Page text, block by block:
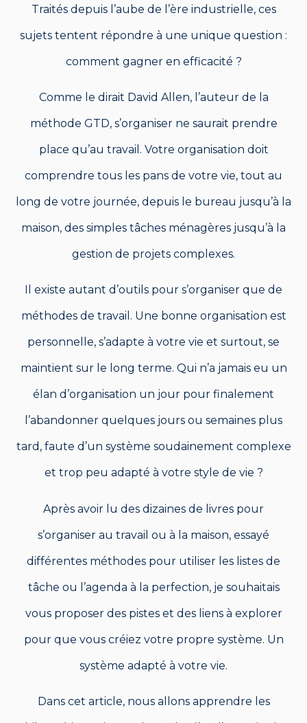
Traités depuis l’aube de l’ère industrielle, ces
sujets tentent répondre à une unique question :
comment gagner en efficacité ?
Comme le dirait David Allen, l’auteur de la
méthode GTD, s’organiser ne saurait prendre
place qu’au travail. Votre organisation doit
comprendre tous les pans de votre vie, tout au
long de votre journée, depuis le bureau jusqu’à la
maison, des simples tâches ménagères jusqu’à la
gestion de projets complexes.
Il existe autant d’outils pour s’organiser que de
méthodes de travail. Une bonne organisation est
personnelle, s’adapte à votre vie et surtout, se
maintient sur le long terme. Qui n’a jamais eu un
élan d’organisation un jour pour finalement
l’abandonner quelques jours ou semaines plus
tard, faute d’un système soudainement complexe
et trop peu adapté à votre style de vie ?
Après avoir lu des dizaines de livres pour
s’organiser au travail ou à la maison, essayé
différentes méthodes pour utiliser les listes de
tâche ou l’agenda à la perfection, je souhaitais
vous proposer des pistes et des liens à explorer
pour que vous créiez votre propre système. Un
système adapté à votre vie.
Dans cet article, nous allons apprendre les